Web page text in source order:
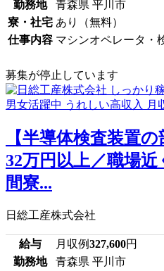
勤務地
青森県 平川市
寮・社宅 あり（無料）
仕事内容 マシンオペレータ・
募集が停止しています
【半導体検査装置
32万円以上／職場
間寮...
日総工産株式会社
給与 月収例327,600円
勤務地
青森県 平川市